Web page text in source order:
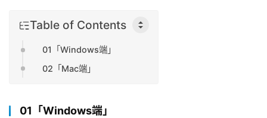
Table of Contents
01「Windows端」
02「Mac端」
01「Windows端」